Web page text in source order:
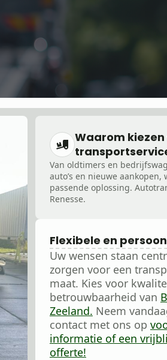
Waarom kiezen
Van oldtimers en
auto’s en nieuwe aankopen,
passende oplossing.
Renesse.
Flexibele en
Uw wensen staan
zorgen voor een
maat. Kies voor
betrouwbaarheid van
Zeeland. Neem
contact met ons op
informatie of een
offerte!